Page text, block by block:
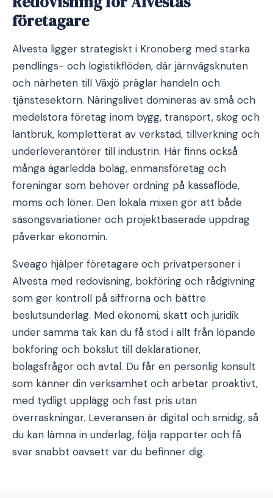
företagare
Alvesta ligger strategiskt i Kronoberg med starka
pendlings- och logistikflöden, där järnvägsknuten
och närheten till Växjö präglar handeln och
tjänstesektorn. Näringslivet domineras av små och
medelstora företag inom bygg, transport, skog och
lantbruk, kompletterat av verkstad, tillverkning och
underleverantörer till industrin. Här finns också
många ägarledda bolag, enmansföretag och
föreningar som behöver ordning på kassaflöde,
moms och löner. Den lokala mixen gör att både
säsongsvariationer och projektbaserade uppdrag
påverkar ekonomin.
Sveago hjälper företagare och privatpersoner i
Alvesta med redovisning, bokföring och rådgivning
som ger kontroll på siffrorna och bättre
beslutsunderlag. Med ekonomi, skatt och juridik
under samma tak kan du få stöd i allt från löpande
bokföring och bokslut till deklarationer,
bolagsfrågor och avtal. Du får en personlig konsult
som känner din verksamhet och arbetar proaktivt,
med tydligt upplägg och fast pris utan
överraskningar. Leveransen är digital och smidig, så
du kan lämna in underlag, följa rapporter och få
svar snabbt oavsett var du befinner dig.